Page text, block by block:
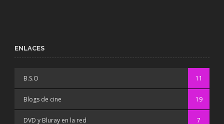
ENLACES
B.S.O 11
Blogs de cine 19
DVD y Bluray en la red 7